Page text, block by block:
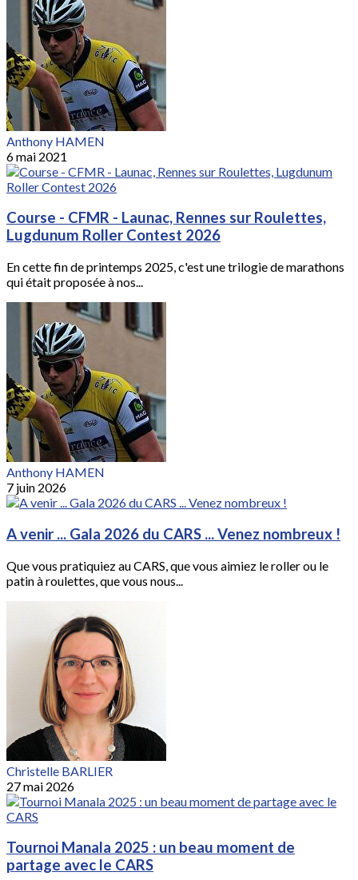
Anthony HAMEN
6 mai 2021
Course - CFMR - Launac, Rennes sur Roulettes,
Lugdunum Roller Contest 2026
En cette fin de printemps 2025, c'est une trilogie de marathons
qui était proposée à nos...
Anthony HAMEN
7 juin 2026
A venir ... Gala 2026 du CARS ... Venez nombreux !
Que vous pratiquiez au CARS, que vous aimiez le roller ou le
patin à roulettes, que vous nous...
Christelle BARLIER
27 mai 2026
Tournoi Manala 2025 : un beau moment de
partage avec le CARS